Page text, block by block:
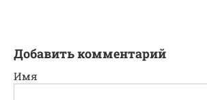
Добавить комментарий
Имя